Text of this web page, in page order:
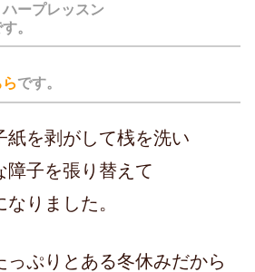
ープレッスン
。
です。
紙を剥がして桟を洗い
障子を張り替えて
りました。
っぷりとある冬休みだから